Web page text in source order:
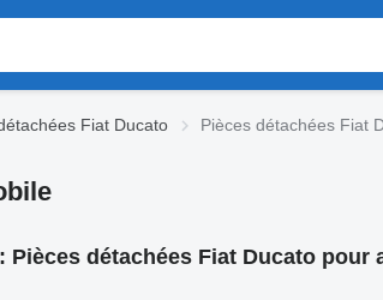
Fiat Ducato Pièces détachées Fiat
Pièces détachées Fiat Ducato pour